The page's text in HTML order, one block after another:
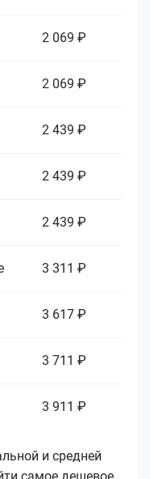
2 069 ₽
2 069 ₽
2 439 ₽
2 439 ₽
2 439 ₽
3 311 ₽
3 617 ₽
3 711 ₽
3 911 ₽
и средней